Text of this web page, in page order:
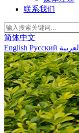
联系我们
简体中文
English Русский العربية